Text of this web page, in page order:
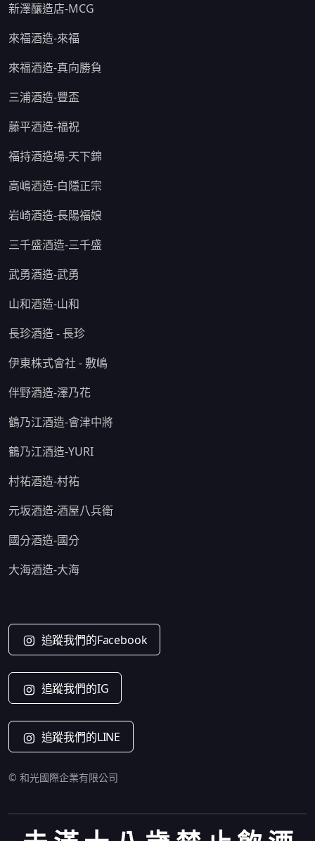
新澤釀造店-MCG
來福酒造-來福
來福酒造-真向勝負
三浦酒造-豐盃
藤平酒造-福祝
福持酒造場-天下錦
高嶋酒造-白隱正宗
岩崎酒造-長陽福娘
三千盛酒造-三千盛
武勇酒造-武勇
山和酒造-山和
長珍酒造 - 長珍
伊東株式會社 - 敷嶋
伴野酒造-澤乃花
鶴乃江酒造-會津中將
鶴乃江酒造-YURI
村祐酒造-村祐
元坂酒造-酒屋八兵衛
國分酒造-國分
大海酒造-大海
追蹤我們的Facebook
追蹤我們的IG
追蹤我們的LINE
© 和光國際企業有限公司